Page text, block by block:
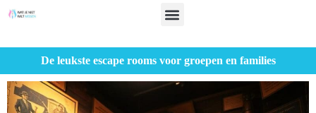
De leukste escape rooms voor groepen en families